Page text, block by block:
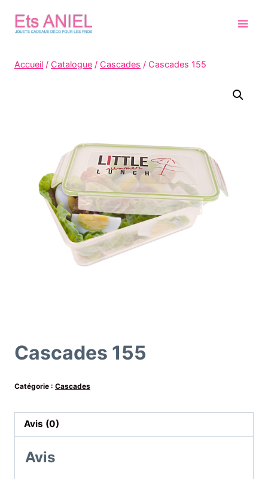
Accueil / Catalogue / Cascades / Cascades 155
Cascades 155
Catégorie : Cascades
Avis (0)
Avis